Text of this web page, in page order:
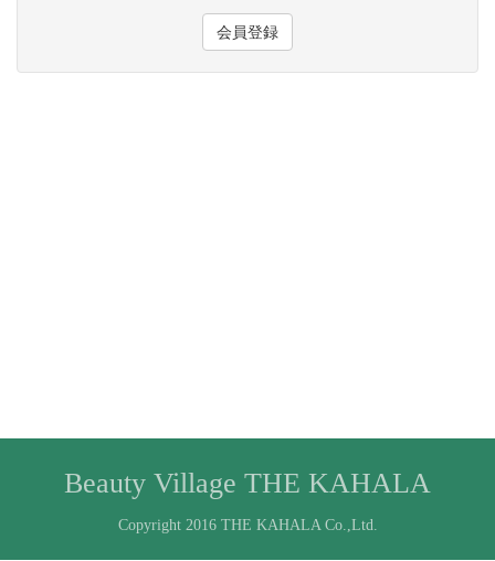
会員登録
Beauty Village THE KAHALA
Copyright 2016 THE KAHALA Co.,Ltd.